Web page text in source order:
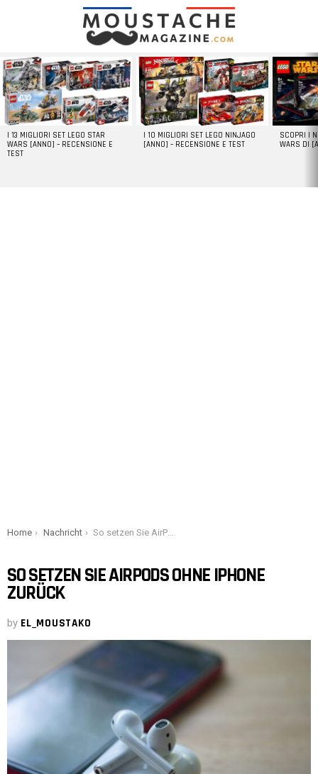
LATEST
STORIES
I 13 MIGLIORI SET LEGO STAR
WARS [ANNO] – RECENSIONE E
TEST
I 10 MIGLIORI SET LEGO NINJAGO
[ANNO] – RECENSIONE E TEST
SCOPRI I
WARS DI
You are here:
Home Nachricht So setzen Sie AirPods ohne iPhone zurück
SO SETZEN SIE AIRPODS OHNE IPHONE
ZURÜCK
by EL_MOUSTAKO